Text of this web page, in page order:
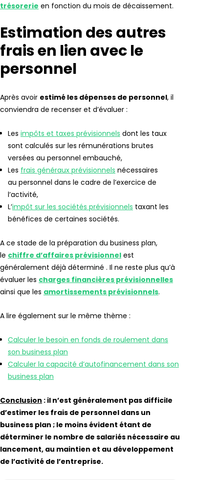
trésorerie en fonction du mois de décaissement.
Estimation des autres
frais en lien avec le
personnel
Après avoir estimé les dépenses de personnel, il
conviendra de recenser et d’évaluer :
Les impôts et taxes prévisionnels dont les taux
sont calculés sur les rémunérations brutes
versées au personnel embauché,
Les frais généraux prévisionnels nécessaires
au personnel dans le cadre de l’exercice de
l’activité,
L’impôt sur les sociétés prévisionnels taxant les
bénéfices de certaines sociétés.
A ce stade de la préparation du business plan,
le chiffre d’affaires prévisionnel est
généralement déjà déterminé . Il ne reste plus qu’à
évaluer les charges financières prévisionnelles
ainsi que les amortissements prévisionnels.
A lire également sur le même thème :
Calculer le besoin en fonds de roulement dans
son business plan
Calculer la capacité d’autofinancement dans son
business plan
Conclusion : il n’est généralement pas difficile
d’estimer les frais de personnel dans un
business plan ; le moins évident étant de
déterminer le nombre de salariés nécessaire au
lancement, au maintien et au développement
de l’activité de l’entreprise.